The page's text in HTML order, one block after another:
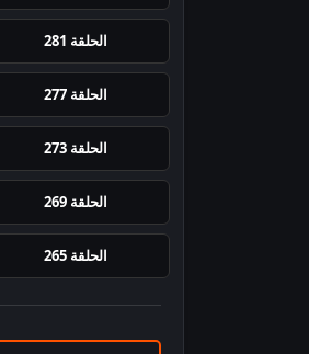
الحلقة 281
الحلقة 277
الحلقة 273
الحلقة 269
الحلقة 265